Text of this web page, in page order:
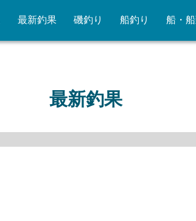
最新釣果 磯釣り 船釣り 船・
最新釣果